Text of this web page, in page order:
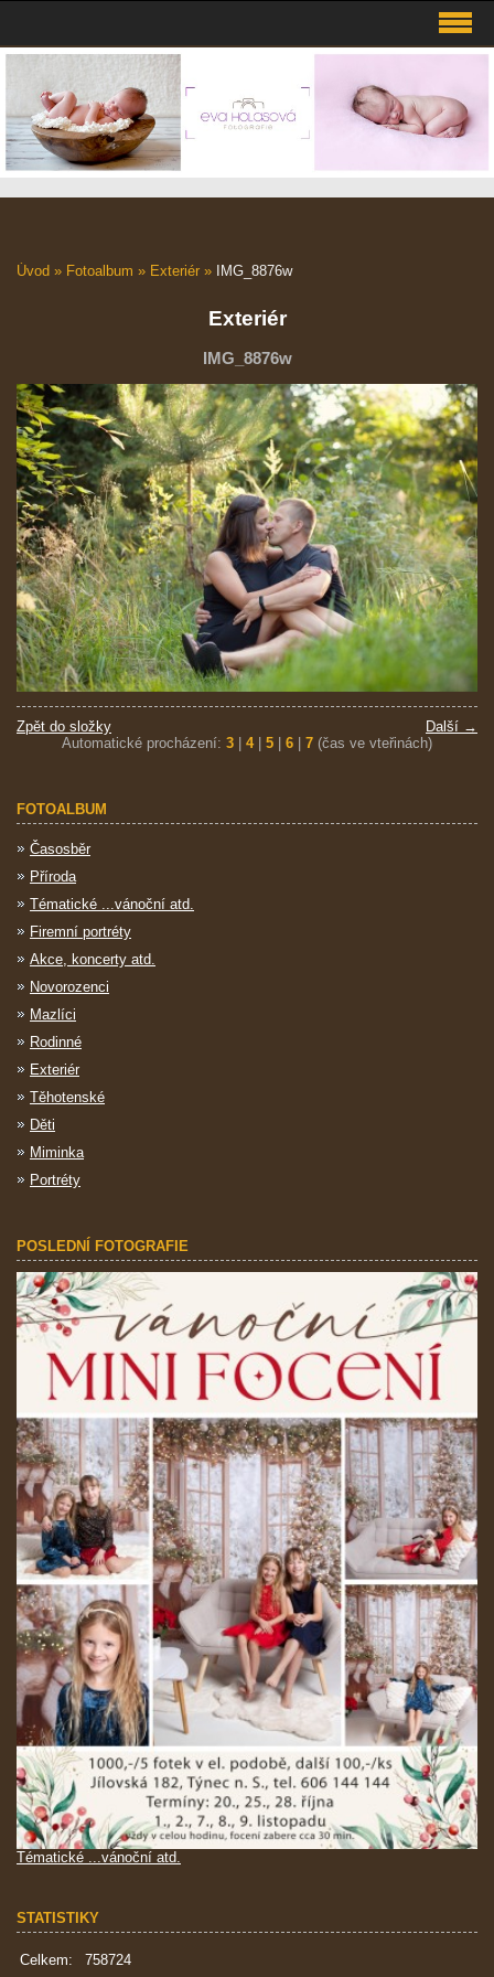
Úvod » Fotoalbum » Exteriér » IMG_8876w
Exteriér
IMG_8876w
Další →
Zpět do složky
Automatické procházení: 3 4| 5 6 7 (čas ve vteřinách)
FOTOALBUM
Časosběr
Příroda
Tématické ...vánoční atd.
Firemní portréty
Akce, koncerty atd.
Novorozenci
Mazlíci
Rodinné
Exteriér
Těhotenské
Děti
Miminka
Portréty
POSLEDNÍ FOTOGRAFIE
Tématické ...vánoční atd.
STATISTIKY
Celkem: 758724